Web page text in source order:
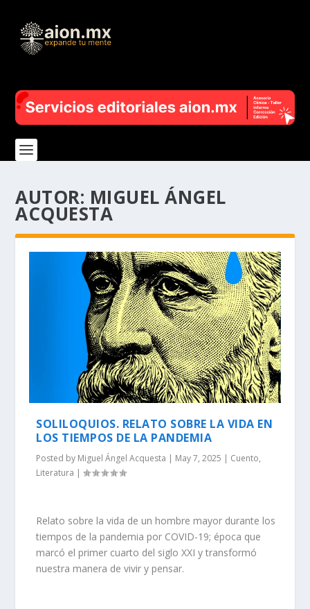
AUTOR: MIGUEL ÁNGEL
ACQUESTA
SOLILOQUIOS. RELATO SOBRE LA VIDA EN
LOS TIEMPOS DE LA PANDEMIA
Posted by Miguel Ángel Acquesta | May 7, 2025 | Cuento,
Literatura |
Relato sobre la vida de un hombre mayor durante los
tiempos de la pandemia por COVID-19; época que
marcó el primer cuarto del siglo XXI y transformó
nuestra manera de vivir y pensar.